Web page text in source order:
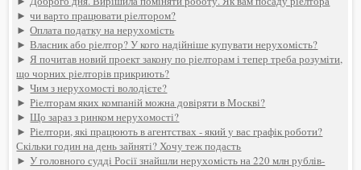
►чи варто працювати ріелтором?
►Оплата податку на нерухомість
►Власник або ріелтор? У кого надійніше купувати нерухомість?
►Я почитав новий проект закону по ріелторам і тепер треба розуміти,
що чорних ріелторів прикриють?
►Чим з нерухомості володієте?
►Ріелторам яких компаній можна довіряти в Москві?
►Що зараз з ринком нерухомості?
►Ріелтори, які працюють в агентствах - який у вас графік роботи?
Скільки годин на день зайняті? Хочу теж подасть
►У головного судді Росії знайшли нерухомість на 220 млн рублів-